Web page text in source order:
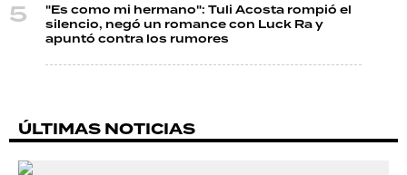
"Es como mi hermano": Tuli Acosta rompió el
silencio, negó un romance con Luck Ra y
apuntó contra los rumores
ÚLTIMAS NOTICIAS